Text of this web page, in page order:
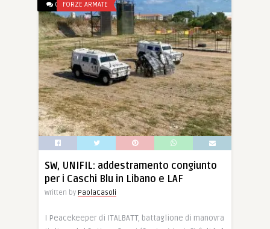
0 FORZE ARMATE
SW, UNIFIL: addestramento congiunto
per i Caschi Blu in Libano e LAF
Written by PaolaCasoli
I Peacekeeper di ITALBATT, battaglione di manovra